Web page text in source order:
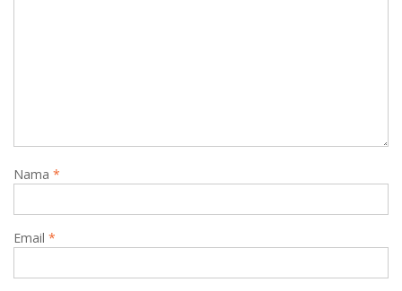
Nama *
Email *